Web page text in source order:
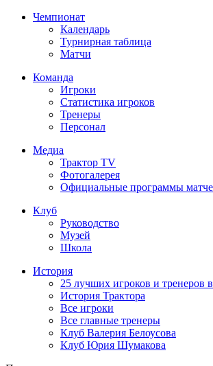
Чемпионат
Календарь
Турнирная таблица
Матчи
Команда
Игроки
Статистика игроков
Тренеры
Персонал
Медиа
Трактор TV
Фотогалерея
Официальные программы
Клуб
Руководство
Музей
Школа
История
25 лучших игроков и тренеров
История Трактора
Все игроки
Все главные тренеры
Клуб Валерия Белоусова
Клуб Юрия Шумакова